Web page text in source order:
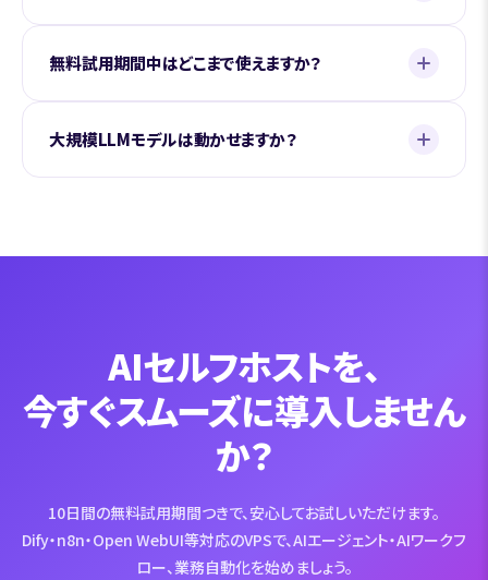
無料試用期間中はどこまで使えますか？
大規模LLMモデルは動かせますか？
AIセルフホストを、
今すぐスムーズに導入しません
か？
10日間の無料試用期間つきで、安心してお試しいただけます。
Dify・n8n・Open WebUI等対応のVPSで、AIエージェント・AIワークフ
ロー、業務自動化を始めましょう。